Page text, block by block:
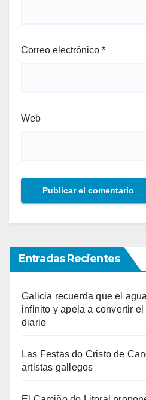
Correo electrónico *
Web
Entradas Recientes
Galicia recuerda que el
infinito y apela a convertir
diario
Las Festas do Cristo de
artistas gallegos